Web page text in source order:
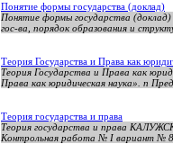
Понятие формы государства (доклад)
Понятие формы государства
гос-ва, порядок образования и
Теория Государства и Права как
Теория Государства и Права как
Права как юридическая наука». n
Теория государства и права
Теория государства и права
Контрольная работа № I вариант №